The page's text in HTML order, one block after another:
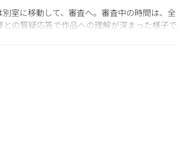
室に移動して、審査へ。審査中の時間は、全
の質疑応答で作品への理解が深まった様子で